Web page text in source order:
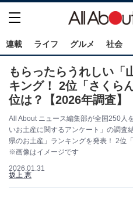
連載 ライフ グルメ 社会
もらったらうれしい「
キング！ 2位「さくら
位は？【2026年調査】
All About ニュース編集部が全国250人
いお土産に関するアンケート」の調査
県のお土産」ランキングを発表！ 2位
※画像はイメージです
2026.01.31
坂上 恵